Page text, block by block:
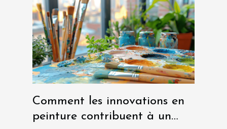
Comment les innovations en
peinture contribuent à un